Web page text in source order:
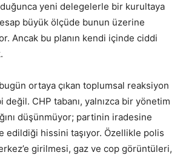
yeni delegelerle bir kurultaya
büyük ölçüde bunun üzerine
Ancak bu planın kendi içinde ciddi
ortaya çıkan toplumsal reaksiyon
CHP tabanı, yalnızca bir yönetim
düşünmüyor; partinin iradesine
edildiği hissini taşıyor. Özellikle polis
girilmesi, gaz ve cop görüntüleri,